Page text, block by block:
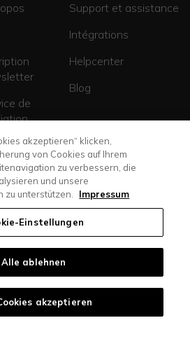
de
Support et assistance
Intégrations
Helpcenter
Blog
reserved. |immoscout24.ch
Cookies
akzeptieren“ klicken,
von Cookies auf Ihrem
zu verbessern, die
und unsere
zu unterstützen.
Impressum
Einstellungen
Alle ablehnen
akzeptieren